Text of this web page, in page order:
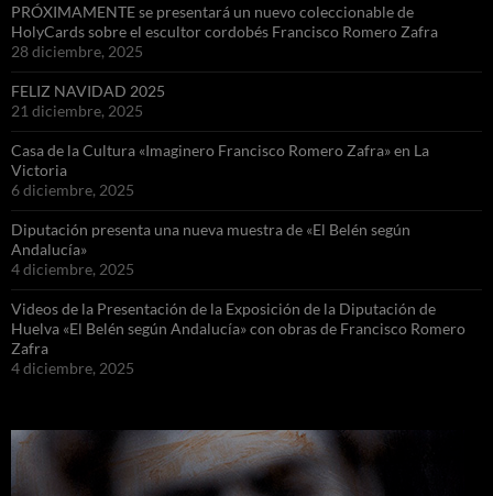
PRÓXIMAMENTE se presentará un nuevo coleccionable de
HolyCards sobre el escultor cordobés Francisco Romero Zafra
28 diciembre, 2025
FELIZ NAVIDAD 2025
21 diciembre, 2025
Casa de la Cultura «Imaginero Francisco Romero Zafra» en La
Victoria
6 diciembre, 2025
Diputación presenta una nueva muestra de «El Belén según
Andalucía»
4 diciembre, 2025
Videos de la Presentación de la Exposición de la Diputación de
Huelva «El Belén según Andalucía» con obras de Francisco Romero
Zafra
4 diciembre, 2025